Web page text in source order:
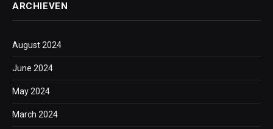
ARCHIEVEN
August 2024
June 2024
May 2024
March 2024